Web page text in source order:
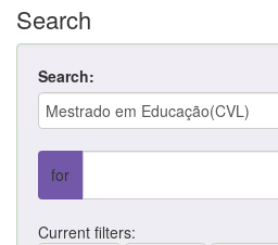
Search
Search:
for
Current filters: